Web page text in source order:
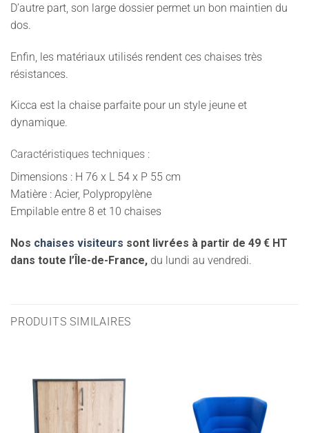
D’autre part, son large dossier permet un bon maintien du
dos.
Enfin, les matériaux utilisés rendent ces chaises très
résistances.
Kicca est la chaise parfaite pour un style jeune et
dynamique.
Caractéristiques techniques :
Dimensions : H 76 x L 54 x P 55 cm
Matière : Acier, Polypropylène
Empilable entre 8 et 10 chaises
Nos chaises visiteurs sont livrées à partir de 49 € HT
dans toute l’Île-de-France, du lundi au vendredi.
PRODUITS SIMILAIRES